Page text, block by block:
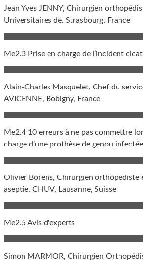
Jean Yves JENNY, Chirurgien
Universitaires de. Strasbourg, France
Me2.3 Prise en charge de l’incident
Alain-Charles Masquelet, Chef du
AVICENNE, Bobigny, France
Me2.4 10 erreurs à ne pas commettre
charge d'une prothèse de genou infectée
Olivier Borens, Chirurgien orthopédiste
aseptie, CHUV, Lausanne, Suisse
Me2.5 Avis d'experts
Simon MARMOR, Chirurgien